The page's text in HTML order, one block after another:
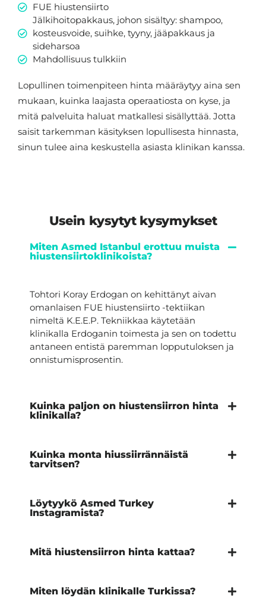
FUE hiustensiirto
Jälkihoitopakkaus, johon sisältyy: shampoo,
kosteusvoide, suihke, tyyny, jääpakkaus ja
sideharsoa
Mahdollisuus tulkkiin
Lopullinen toimenpiteen hinta määräytyy aina sen
mukaan, kuinka laajasta operaatiosta on kyse, ja
mitä palveluita haluat matkallesi sisällyttää. Jotta
saisit tarkemman käsityksen lopullisesta hinnasta,
sinun tulee aina keskustella asiasta klinikan kanssa.
Usein kysytyt kysymykset
Miten Asmed Istanbul erottuu muista
hiustensiirtoklinikoista?
Tohtori Koray Erdogan on kehittänyt aivan
omanlaisen FUE hiustensiirto -tektiikan
nimeltä K.E.E.P. Tekniikkaa käytetään
klinikalla Erdoganin toimesta ja sen on todettu
antaneen entistä paremman lopputuloksen ja
onnistumisprosentin.
Kuinka paljon on hiustensiirron hinta
klinikalla?
Kuinka monta hiussiirrännäistä
tarvitsen?
Löytyykö Asmed Turkey
Instagramista?
Mitä hiustensiirron hinta kattaa?
Miten löydän klinikalle Turkissa?